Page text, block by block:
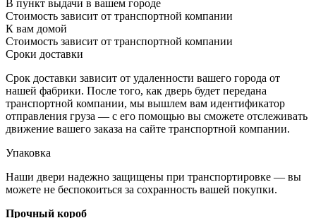
В пункт выдачи в вашем городе
Стоимость зависит от транспортной компании
К вам домой
Стоимость зависит от транспортной компании
Сроки доставки
Срок доставки зависит от удаленности вашего города от
нашей фабрики. После того, как дверь будет передана
транспортной компании, мы вышлем вам идентификатор
отправления груза — с его помощью вы сможете отслеживать
движение вашего заказа на сайте транспортной компании.
Упаковка
Наши двери надежно защищены при транспортировке — вы
можете не беспокоиться за сохранность вашей покупки.
Прочный короб